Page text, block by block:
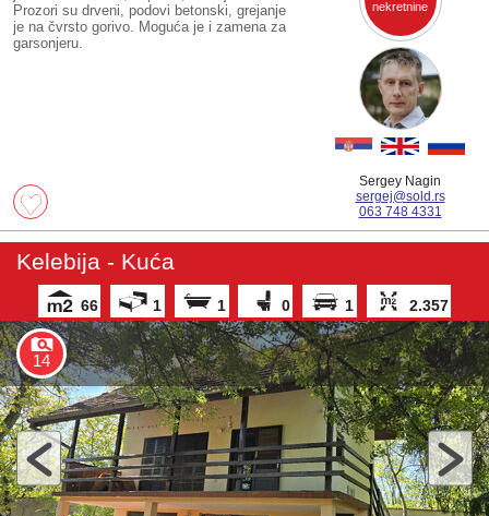
Prozori su drveni, podovi betonski, grejanje
je na čvrsto gorivo. Moguća je i zamena za
garsonjeru.
nekretnine
Sergey Nagin
sergej@sold.rs
063 748 4331
Kelebija - Kuća
66 1 1 0 1 2.357
14